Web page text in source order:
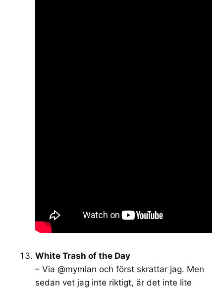
White Trash of the Day
– Via @mymlan och först skrattar jag. Men
sedan vet jag inte riktigt, är det inte lite